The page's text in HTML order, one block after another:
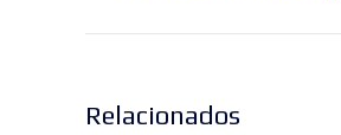
post:
Relacionados